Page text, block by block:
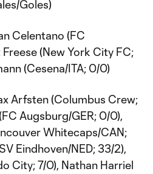
Goles)
Celentano (FC
(New York City FC;
(Cesena/ITA; 0/0)
Arfsten (Columbus Crew;
Augsburg/GER; 0/0),
Whitecaps/CAN;
Eindhoven/NED; 33/2),
City; 7/0), Nathan Harriel